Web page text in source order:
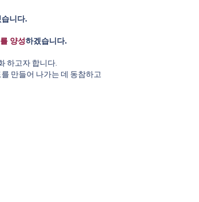
니다.
양성하겠습니다.
하고자 합니다.
만들어 나가는 데 동참하고